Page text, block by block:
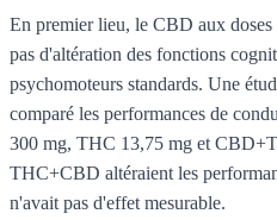
En premier lieu, le CBD aux
pas d'altération des fonctions
psychomoteurs standards. Une
comparé les performances de
300 mg, THC 13,75 mg et
THC+CBD altéraient les
n'avait pas d'effet mesurable.